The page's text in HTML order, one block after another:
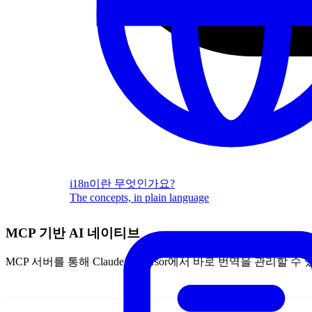
i18n이란 무엇인가요?
The concepts, in plain language
MCP 기반 AI 네이티브
MCP 서버를 통해 Claude나 Cursor에서 바로 번역을 관리할 수